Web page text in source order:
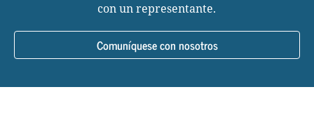
con un representante.
Comuníquese con nosotros